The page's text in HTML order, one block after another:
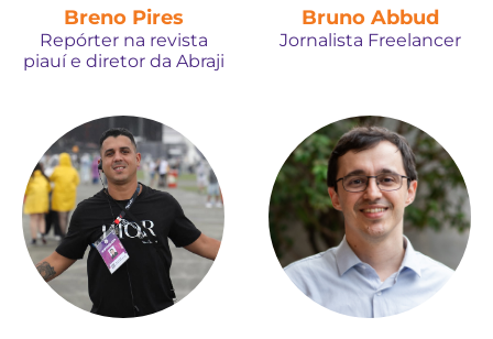
Breno Pires
Repórter na revista
piauí e diretor da Abraji
Bruno Abbud
Jornalista Freelancer